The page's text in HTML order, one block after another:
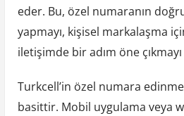
eder. Bu, özel numaranın doğru
yapmayı, kişisel markalaşma
iletişimde bir adım öne
Turkcell’in özel numara
basittir. Mobil uygulama veya